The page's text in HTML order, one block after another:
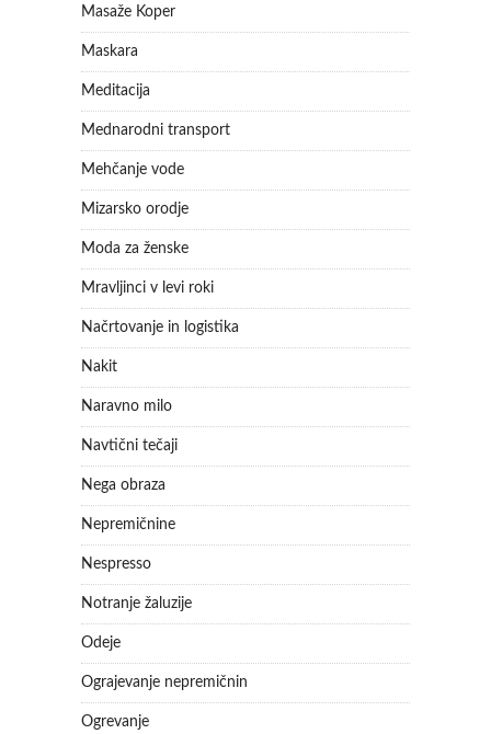
Masaže Koper
Maskara
Meditacija
Mednarodni transport
Mehčanje vode
Mizarsko orodje
Moda za ženske
Mravljinci v levi roki
Načrtovanje in logistika
Nakit
Naravno milo
Navtični tečaji
Nega obraza
Nepremičnine
Nespresso
Notranje žaluzije
Odeje
Ograjevanje nepremičnin
Ogrevanje